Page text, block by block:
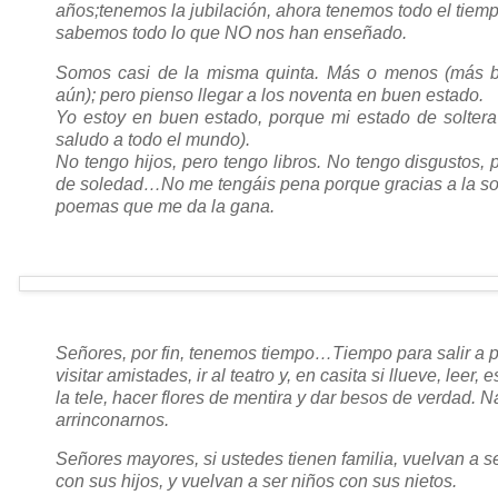
años;tenemos la jubilación, ahora tenemos todo el
sabemos todo lo que NO nos han enseñado.
Somos casi de la misma quinta. Más o menos (más
aún); pero pienso llegar a los noventa en buen estado.
Yo estoy en buen estado, porque mi estado de
saludo a todo el mundo).
No tengo hijos, pero tengo libros. No tengo disgustos,
de soledad…No me tengáis pena porque gracias a la
poemas que me da la gana.
Señores, por fin, tenemos tiempo…Tiempo para salir a
visitar amistades, ir al teatro y, en casita si llueve, leer,
la tele, hacer flores de mentira y dar besos de verdad.
arrinconarnos.
Señores mayores, si ustedes tienen familia, vuelvan a
con sus hijos, y vuelvan a ser niños con sus nietos.